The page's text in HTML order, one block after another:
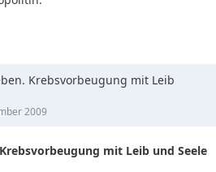
Krebsvorbeugung mit Leib
2009
mit Leib und Seele